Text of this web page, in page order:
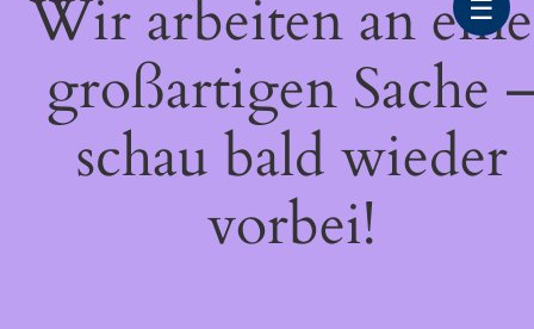
Wir arbeiten an
großartigen Sache
schau bald wieder
vorbei!